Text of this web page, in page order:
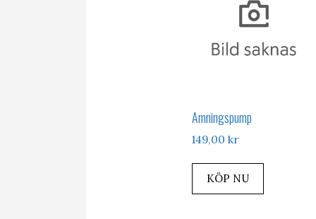
Amningspump
149,00 kr
KÖP NU